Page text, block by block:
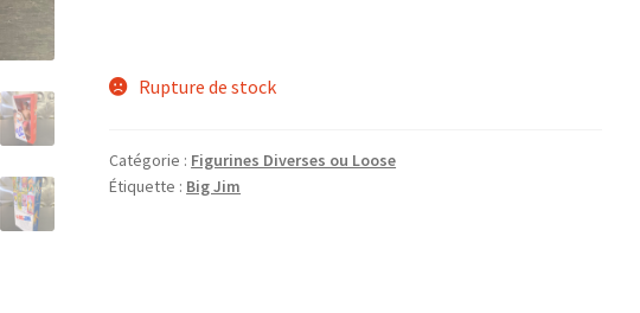
Rupture de stock
Catégorie : Figurines Diverses ou Loose
Étiquette : Big Jim